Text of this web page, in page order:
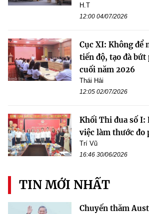
H.T
12:00 04/07/2026
Cục XI: Không để
tiến độ, tạo đà
cuối năm 2026
Thái Hải
12:05 02/07/2026
Khối Thi đua số I:
việc làm thước đo
Trí Vũ
16:46 30/06/2026
TIN MỚI NHẤT
Chuyến thăm